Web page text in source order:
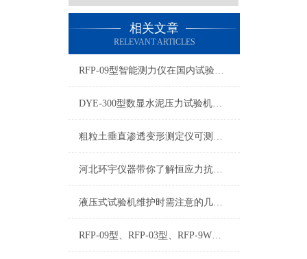
相关文章
RELEVANT ARTICLES
RFP-09型智能测力仪在国内试验机行业内有很高的使用率
DYE-300型数显水泥压力试验机使用须知
粗粒土垂直渗透变形测定仪可测量项目分析
河北环宇仪器带你了解恒应力抗折抗压试验机
液压式试验机维护时需注意的几大事项
RFP-09型、RFP-03型、RFP-9W型智能测力仪大全